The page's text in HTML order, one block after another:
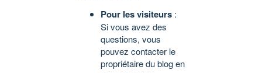
Pour les visiteurs :
Si vous avez des
questions, vous
pouvez contacter le
propriétaire du blog en